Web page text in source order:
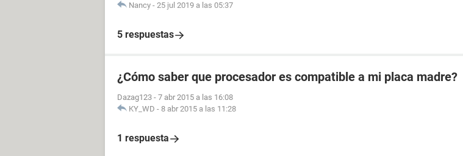
Nancy - 25 jul 2019 a las 05:37
5 respuestas
¿Cómo saber que procesador es compatible a mi placa madre?
Dazag123 - 7 abr 2015 a las 16:08
KY_WD - 8 abr 2015 a las 11:28
1 respuesta